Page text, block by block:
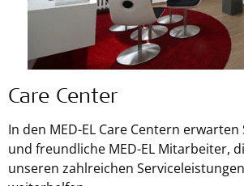
Care Center
In den MED-EL Care Centern
und freundliche MED-EL Mitarbeiter,
unseren zahlreichen